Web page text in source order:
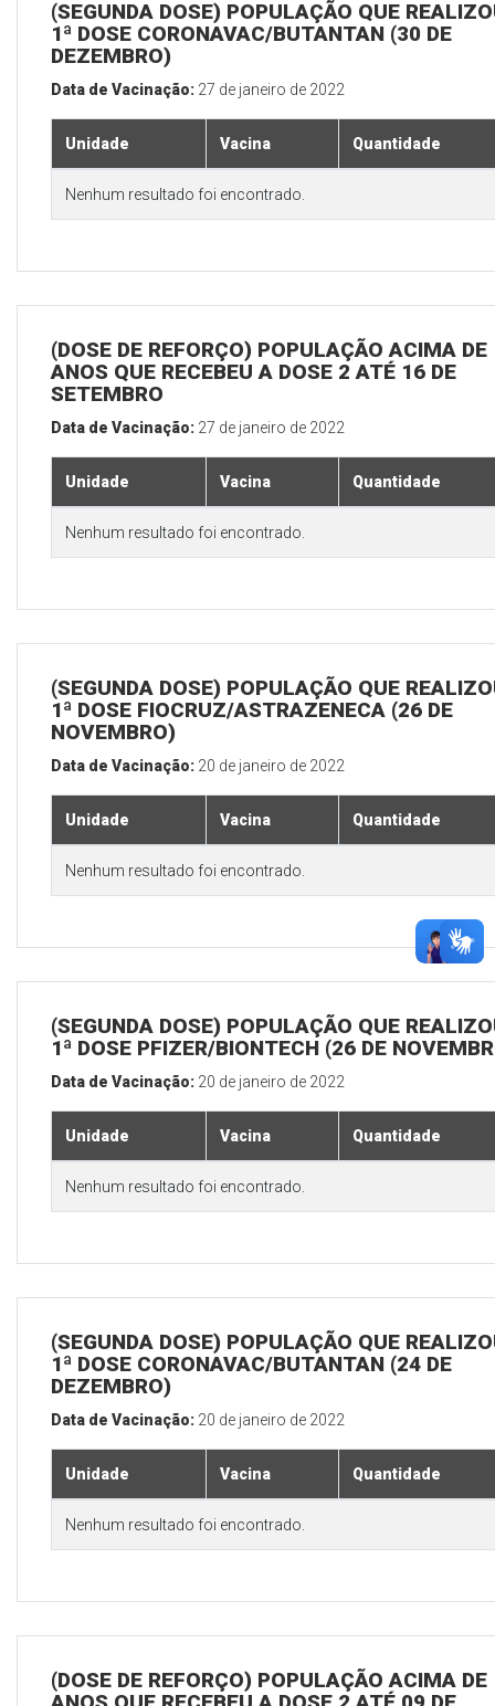
(SEGUNDA DOSE) POPULAÇÃO QUE
1ª DOSE CORONAVAC/BUTANTAN (30 DE
DEZEMBRO)
Data de Vacinação: 27 de janeiro de 2022
Unidade Vacina Quantidade
Nenhum resultado foi encontrado.
(DOSE DE REFORÇO) POPULAÇÃO ACIMA DE
ANOS QUE RECEBEU A DOSE 2 ATÉ 16 DE
SETEMBRO
Data de Vacinação: 27 de janeiro de 2022
Unidade Vacina Quantidade
Nenhum resultado foi encontrado.
(SEGUNDA DOSE) POPULAÇÃO QUE
1ª DOSE FIOCRUZ/ASTRAZENECA (26 DE
NOVEMBRO)
Data de Vacinação: 20 de janeiro de 2022
Unidade Vacina Quantidade
Nenhum resultado foi encontrado.
(SEGUNDA DOSE) POPULAÇÃO QUE
1ª DOSE PFIZER/BIONTECH (26 DE
Data de Vacinação: 20 de janeiro de 2022
Unidade Vacina Quantidade
Nenhum resultado foi encontrado.
(SEGUNDA DOSE) POPULAÇÃO QUE
1ª DOSE CORONAVAC/BUTANTAN (24 DE
DEZEMBRO)
Data de Vacinação: 20 de janeiro de 2022
Unidade Vacina Quantidade
Nenhum resultado foi encontrado.
(DOSE DE REFORÇO) POPULAÇÃO ACIMA DE